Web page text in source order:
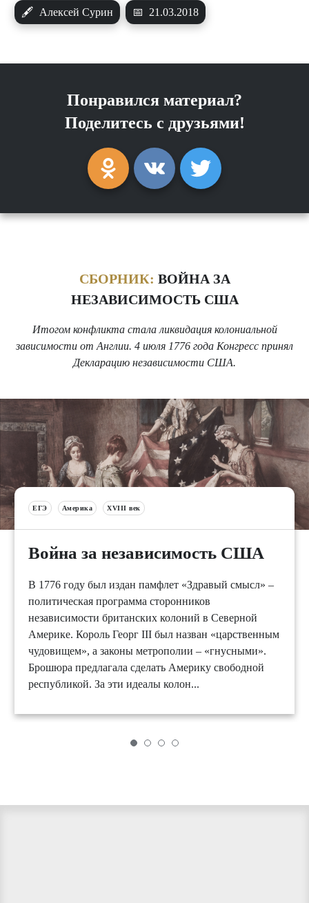
🖋 Алексей Сурин 📅 21.03.2018
Понравился материал?
Поделитесь с друзьями!
СБОРНИК: ВОЙНА ЗА
НЕЗАВИСИМОСТЬ США
Итогом конфликта стала ликвидация колониальной
зависимости от Англии. 4 июля 1776 года Конгресс принял
Декларацию независимости США.
ЕГЭ Америка XVIII век
Война за независимость США
В 1776 году был издан памфлет «Здравый смысл» –
политическая программа сторонников
независимости британских колоний в Северной
Америке. Король Георг III был назван «царственным
чудовищем», а законы метрополии – «гнусными».
Брошюра предлагала сделать Америку свободной
республикой. За эти идеалы колон...